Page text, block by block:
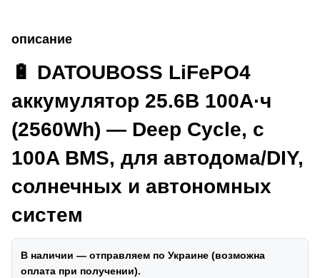
описание
🔋 DATOUBOSS LiFePO4
аккумулятор 25.6В 100А·ч
(2560Wh) — Deep Cycle, с
100A BMS, для автодома/DIY,
солнечных и автономных
систем
В наличии — отправляем по Украине (возможна
оплата при получении).